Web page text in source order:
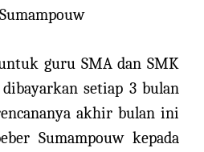
guru SMA dan SMK
setiap 3 bulan
akhir bulan ini
Sumampouw kepada